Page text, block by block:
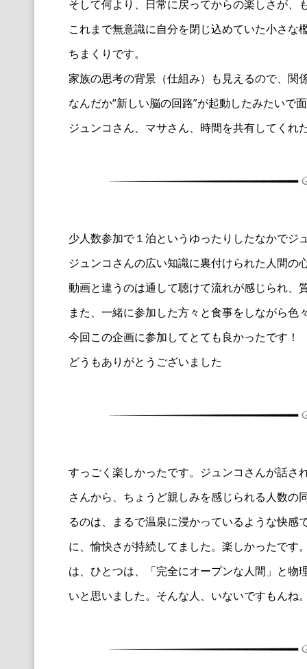
そして何より、日常に戻ってからの楽しさが、
これまで無意識に自分を閉じ込めていた小さな
ちまくりです。
家族の思考の背景（仕組み）も見えるので、 関
なんだか“新しい脳の回路”が起動したみたいで
ジュンコさん、マサさん、時間を共有してくれ
少人数参加で１泊というゆったりしたなかで
ジュンコさんの広い知識に裏付けられた人間の
動画と違うのは通して聴けて流れが感じられ、
また、一緒に参加した方々と食事をしながら
今回この企画に参加してとても良かったです！
どうもありがとうございました
すっごく楽しかったです。ジュンコさんが話さ
さんから、 ちょうど親しみを感じられる人数の
るのは、
まるで温泉に浸かっているような快感
に、愉快さが持続してました。楽しかったです
は、ひとつは、「完全にオープンな人間」と物
いと思いました。そんな人、いないですもんね